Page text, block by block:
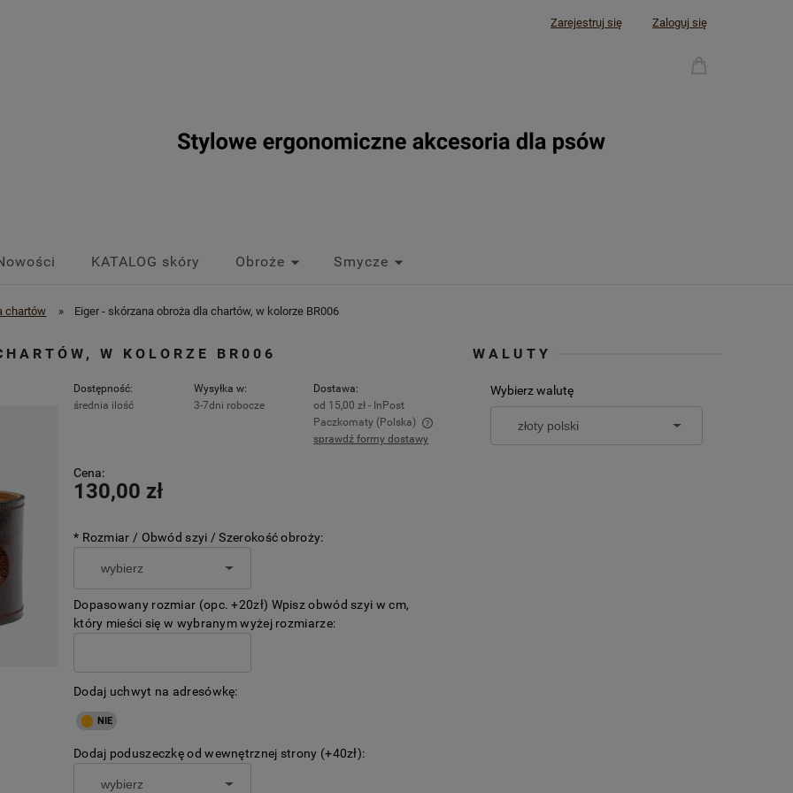
Zarejestruj się Zaloguj się
KATALOG skóry Obroże Smycze
chartów » Eiger - skórzana obroża dla chartów, w kolorze BR006
W KOLORZE BR006
Dostępność:
średnia ilość
Wysyłka w:
3-7dni robocze
Dostawa:
od 15,00 zł - InPost
Paczkomaty (Polska)
sprawdź formy dostawy
Cena:
130,00 zł
* Rozmiar / Obwód szyi / Szerokość obroży:
Dopasowany rozmiar (opc. +20zł) Wpisz obwód szyi w cm,
który mieści się w wybranym wyżej rozmiarze:
Dodaj uchwyt na adresówkę:
Dodaj poduszeczkę od wewnętrznej strony (+40zł):
WALUTY
Wybierz walutę